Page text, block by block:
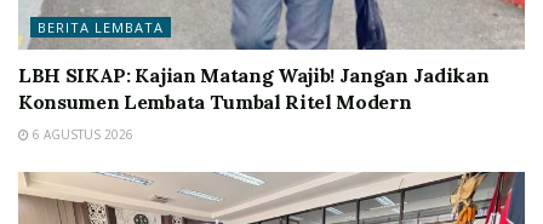
BERITA LEMBATA
LBH SIKAP: Kajian Matang Wajib! Jangan Jadikan
Konsumen Lembata Tumbal Ritel Modern
6 AGUSTUS 2026